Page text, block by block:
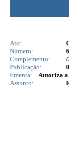
Ato:
Número:
Complemento:
/
Publicação:
Ementa:
Autoriza a
Assunto: